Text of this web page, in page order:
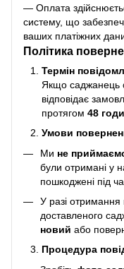
— Оплата
систему, що
ваших платіжних
Політика
Термін
Якщо саджанець
відповідає
протягом 48
Умови
Ми не
були отримані у
пошкоджені під
У разі
доставленого
новий або
Процедура